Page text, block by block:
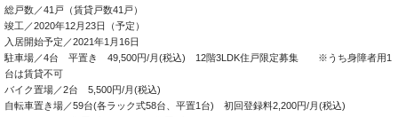
総戸数／41戸（賃貸戸数41戸）
竣工／2020年12月23日（予定）
入居開始予定／2021年1月16日
駐車場／4台 平置き 49,500円/月(税込) 12階3LDK住戸限定募集 ※うち身障者用1
台は賃貸不可
バイク置場／2台 5,500円/月(税込)
自転車置き場／59台(各ラック式58台、平置1台) 初回登録料2,200円/月(税込)